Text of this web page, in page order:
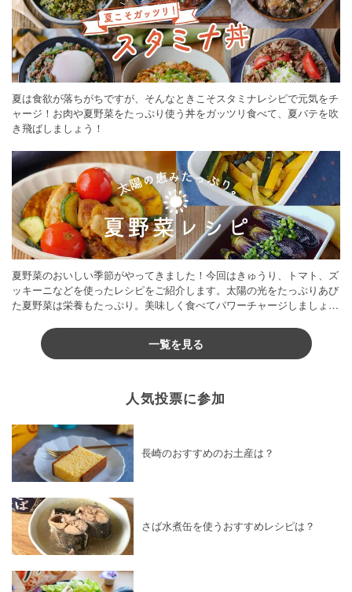
夏は食欲が落ちがちですが、そんなときこそスタミナレシピで元気をチ
ャージ！お肉や夏野菜をたっぷり使う丼をガッツリ食べて、夏バテを吹
き飛ばしましょう！
夏野菜のおいしい季節がやってきました！今回はきゅうり、トマト、ズ
ッキーニなどを使ったレシピをご紹介します。太陽の光をたっぷりあび
た夏野菜は栄養もたっぷり。美味しく食べてパワーチャージしましょう
一覧を見る
人気投票に参加
長崎のおすすめのお土産は？
さば水煮缶を使うおすすめレシピは？